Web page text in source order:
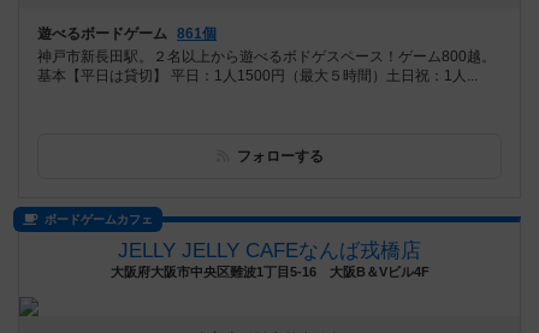
遊べるボードゲーム 861個
神戸市新長田駅。２名以上から遊べるボドゲスペース！ゲーム800越。
基本【平日は貸切】 平日：1人1500円（最大５時間）土日祝：1人...
フォローする
ボードゲームカフェ
JELLY JELLY CAFEなんば戎橋店
大阪府大阪市中央区難波1丁目5-16 大阪B＆Vビル4F